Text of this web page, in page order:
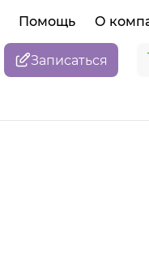
Помощь О
Записаться